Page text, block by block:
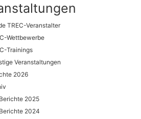
TREC-Veranstalter
Wettbewerbe
Trainings
Veranstaltungen
2026
2025
2024